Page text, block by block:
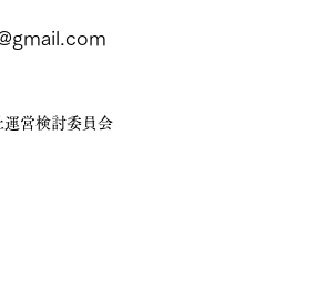
運営検討委員会